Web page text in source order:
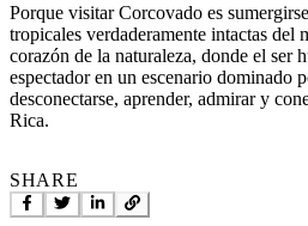
Porque visitar Corcovado es
tropicales verdaderamente intactas del
corazón de la naturaleza, donde el ser
espectador en un escenario dominado
desconectarse, aprender, admirar y
Rica.
SHARE